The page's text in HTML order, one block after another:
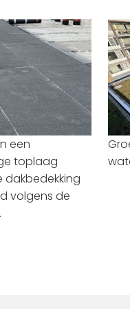
een
toplaag
volgens de